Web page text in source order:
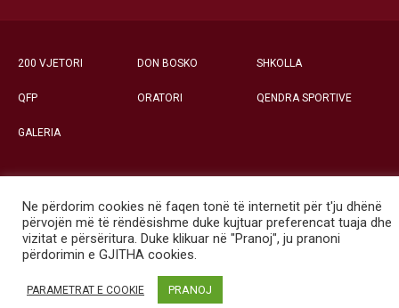
200 VJETORI DON BOSKO SHKOLLA
QFP ORATORI QENDRA SPORTIVE
GALERIA
Të gjitha të drejtat e rezervuara ©
Qendra Social-Edukative «Don Bosko» - Prishtinë
Ne përdorim cookies në faqen tonë të internetit për t'ju dhënë
përvojën më të rëndësishme duke kujtuar preferencat tuaja dhe
vizitat e përsëritura. Duke klikuar në "Pranoj", ju pranoni
përdorimin e GJITHA cookies.
PARAMETRAT E COOKIE PRANOJ